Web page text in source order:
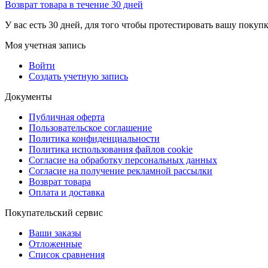
Возврат товара в течение 30 дней
У вас есть 30 дней, для того чтобы протестировать вашу
Моя учетная запись
Войти
Создать учетную запись
Документы
Публичная оферта
Пользовательское соглашение
Политика конфиденциальности
Политика использования файлов cookie
Согласие на обработку персональных данных
Согласие на получение рекламной рассылки
Возврат товара
Оплата и доставка
Покупательский сервис
Ваши заказы
Отложенные
Список сравнения